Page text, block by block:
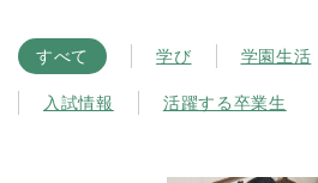
すべて 学び 学園生活
入試情報 活躍する卒業生